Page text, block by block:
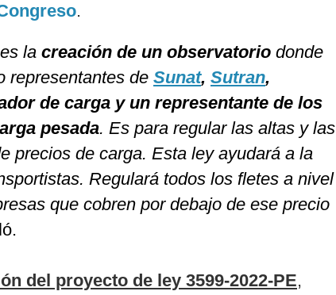
.
la creación de un observatorio donde
representantes de Sunat, Sutran,
de carga y un representante de los
pesada. Es para regular las altas y las
precios de carga. Esta ley ayudará a la
Regulará todos los fletes a nivel
que cobren por debajo de ese precio
del proyecto de ley 3599-2022-PE,